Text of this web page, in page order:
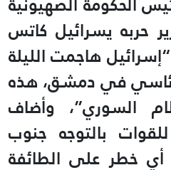
حربه يسرائيل كاتس
هاجمت الليلة
في دمشق، هذه
السوري”، وأضاف
بالتوجه جنوب
خطر على الطائفة